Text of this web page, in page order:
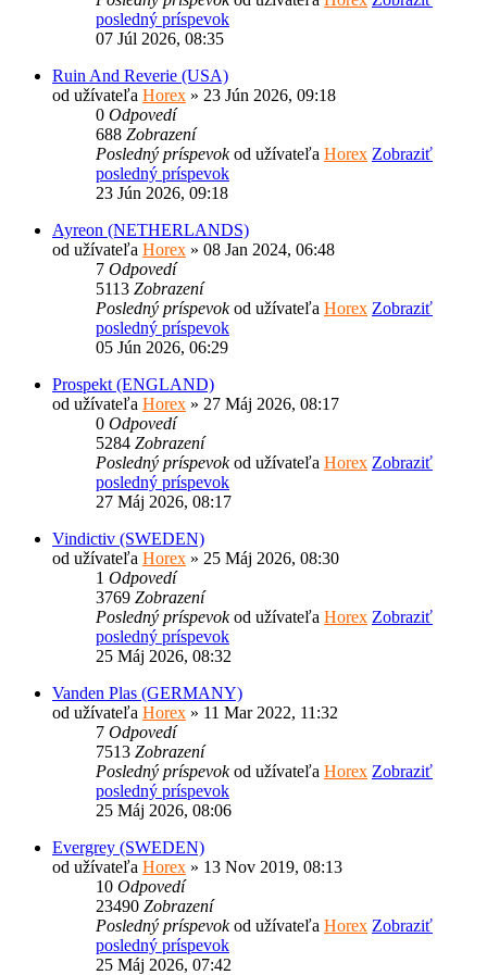
posledný príspevok
07 Júl 2026, 08:35
Ruin And Reverie (USA)
od užívateľa Horex » 23 Jún 2026, 09:18
0 Odpovedí
688 Zobrazení
Posledný príspevokod užívateľa Horex Zobraziť
posledný príspevok
23 Jún 2026, 09:18
Ayreon (NETHERLANDS)
od užívateľa Horex » 08 Jan 2024, 06:48
7 Odpovedí
5113 Zobrazení
Posledný príspevokod užívateľa Horex Zobraziť
posledný príspevok
05 Jún 2026, 06:29
Prospekt (ENGLAND)
od užívateľa Horex » 27 Máj 2026, 08:17
0 Odpovedí
5284 Zobrazení
Posledný príspevokod užívateľa Horex Zobraziť
posledný príspevok
27 Máj 2026, 08:17
Vindictiv (SWEDEN)
od užívateľa Horex » 25 Máj 2026, 08:30
1 Odpovedí
3769 Zobrazení
Posledný príspevokod užívateľa Horex Zobraziť
posledný príspevok
25 Máj 2026, 08:32
Vanden Plas (GERMANY)
od užívateľa Horex » 11 Mar 2022, 11:32
7 Odpovedí
7513 Zobrazení
Posledný príspevokod užívateľa Horex Zobraziť
posledný príspevok
25 Máj 2026, 08:06
Evergrey (SWEDEN)
od užívateľa Horex » 13 Nov 2019, 08:13
10 Odpovedí
23490 Zobrazení
Posledný príspevokod užívateľa Horex Zobraziť
posledný príspevok
25 Máj 2026, 07:42